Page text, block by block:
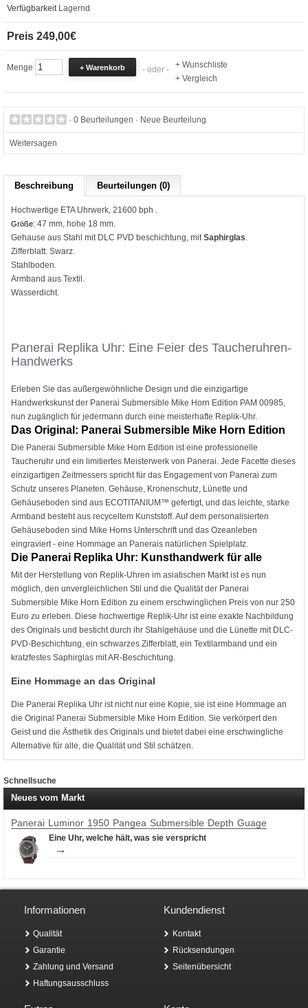
VerfügbarkeitLagernd
Preis 249,00€
Menge - oder - + Wunschliste
+ Vergleich
· 0 Beurteilungen · Neue Beurteilung
Weitersagen
Beschreibung Beurteilungen (0)
Hochwertige ETA Uhrwerk, 21600 bph .
Größe: 47 mm, hohe 18 mm.
Gehause aus Stahl mit DLC PVD beschichtung, mitSaphirglas.
Zifferblatt: Swarz.
Stahlboden.
Armband aus Textil.
Wasserdicht.
Panerai Replika Uhr: Eine Feier des Taucheruhren-
Handwerks
Erleben Sie das außergewöhnliche Design und die einzigartige
Handwerkskunst der Panerai Submersible Mike Horn Edition PAM 00985,
nun zugänglich für jedermann durch eine meisterhafte Replik-Uhr.
Das Original: Panerai Submersible Mike Horn Edition
Die Panerai Submersible Mike Horn Edition ist eine professionelle
Taucheruhr und ein limitiertes Meisterwerk von Panerai. Jede Facette dieses
einzigartigen Zeitmessers spricht für das Engagement von Panerai zum
Schutz unseres Planeten. Gehäuse, Kronenschutz, Lünette und
Gehäuseboden sind aus ECOTITANIUM™ gefertigt, und das leichte, starke
Armband besteht aus recyceltem Kunststoff. Auf dem personalisierten
Gehäuseboden sind Mike Horns Unterschrift und das Ozeanleben
eingraviert - eine Hommage an Panerais natürlichen Spielplatz.
Die Panerai Replika Uhr: Kunsthandwerk für alle
Mit der Herstellung von Replik-Uhren im asiatischen Markt ist es nun
möglich, den unvergleichlichen Stil und die Qualität der Panerai
Submersible Mike Horn Edition zu einem erschwinglichen Preis von nur 250
Euro zu erleben. Diese hochwertige Replik-Uhr ist eine exakte Nachbildung
des Originals und besticht durch ihr Stahlgehäuse und die Lünette mit DLC-
PVD-Beschichtung, ein schwarzes Zifferblatt, ein Textilarmband und ein
kratzfestes Saphirglas mit AR-Beschichtung.
Eine Hommage an das Original
Die Panerai Replika Uhr ist nicht nur eine Kopie, sie ist eine Hommage an
die Original Panerai Submersible Mike Horn Edition. Sie verkörpert den
Geist und die Ästhetik des Originals und bietet dabei eine erschwingliche
Alternative für alle, die Qualität und Stil schätzen.
Schnellsuche
Neues vom Markt
Panerai Luminor 1950 Pangea Submersible Depth Guage
Eine Uhr, welche hält, was sie verspricht
→
Informationen
Qualität
Garantie
Zahlung und Versand
Haftungsausschluss
Kundendienst
Kontakt
Rücksendungen
Seitenübersicht